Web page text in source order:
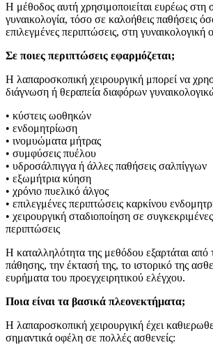
Η μέθοδος αυτή χρησιμοποιείται ευρέως στη
γυναικολογία, τόσο σε καλοήθεις παθήσεις
επιλεγμένες περιπτώσεις, στη γυναικολογική
Σε ποιες περιπτώσεις εφαρμόζεται;
Η λαπαροσκοπική χειρουργική μπορεί να
διάγνωση ή θεραπεία διαφόρων
• κύστεις ωοθηκών
• ενδομητρίωση
• ινομυώματα μήτρας
• συμφύσεις πυέλου
• υδροσάλπιγγα ή άλλες παθήσεις σαλπίγγων
• εξωμήτρια κύηση
• χρόνιο πυελικό άλγος
• επιλεγμένες περιπτώσεις καρκίνου
• χειρουργική σταδιοποίηση σε
περιπτώσεις
Η καταλληλότητα της μεθόδου εξαρτάται από
πάθησης, την έκτασή της, το ιστορικό της
ευρήματα του προεγχειρητικού ελέγχου.
Ποια είναι τα βασικά πλεονεκτήματα;
Η λαπαροσκοπική χειρουργική έχει
σημαντικά οφέλη σε πολλές ασθενείς: